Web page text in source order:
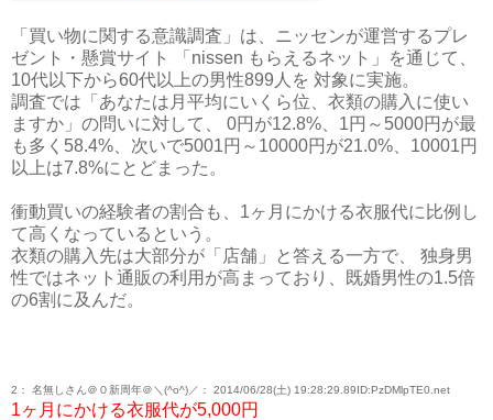
「買い物に関する意識調査」は、ニッセンが運営するプレ
ゼント・懸賞サイト 「nissen もらえるネット」を通じて、
10代以下から60代以上の男性899人を 対象に実施。
調査では「あなたは月平均にいくら位、衣類の購入に使い
ますか」の問いに対して、 0円が12.8%、1円～5000円が最
も多く58.4%、次いで5001円～10000円が21.0%、10001円
以上は7.8%にとどまった。
衝動買いの経験者の割合も、1ヶ月にかける衣服代に比例し
て高くなっているという。
衣類の購入先は大部分が「店舗」と答える一方で、 独身男
性ではネット通販の利用が高まっており、既婚男性の1.5倍
の6割に及んだ。
2： 名無しさん＠０新周年＠＼(^o^)／： 2014/06/28(土) 19:28:29.89ID:PzDMlpTE0.net
1ヶ月にかける衣服代が5,000円